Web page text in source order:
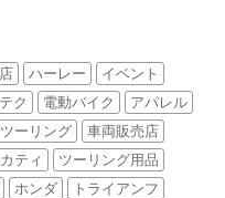
ハーレー
イベント
ク 電動バイク
アパレル
ーリング
車両販売店
ティ
ツーリング用品
ホンダ
トライアンフ